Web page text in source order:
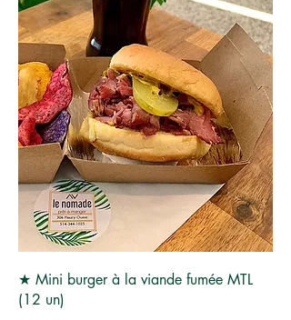
★ Mini burger à la viande fumée MTL
(12 un)